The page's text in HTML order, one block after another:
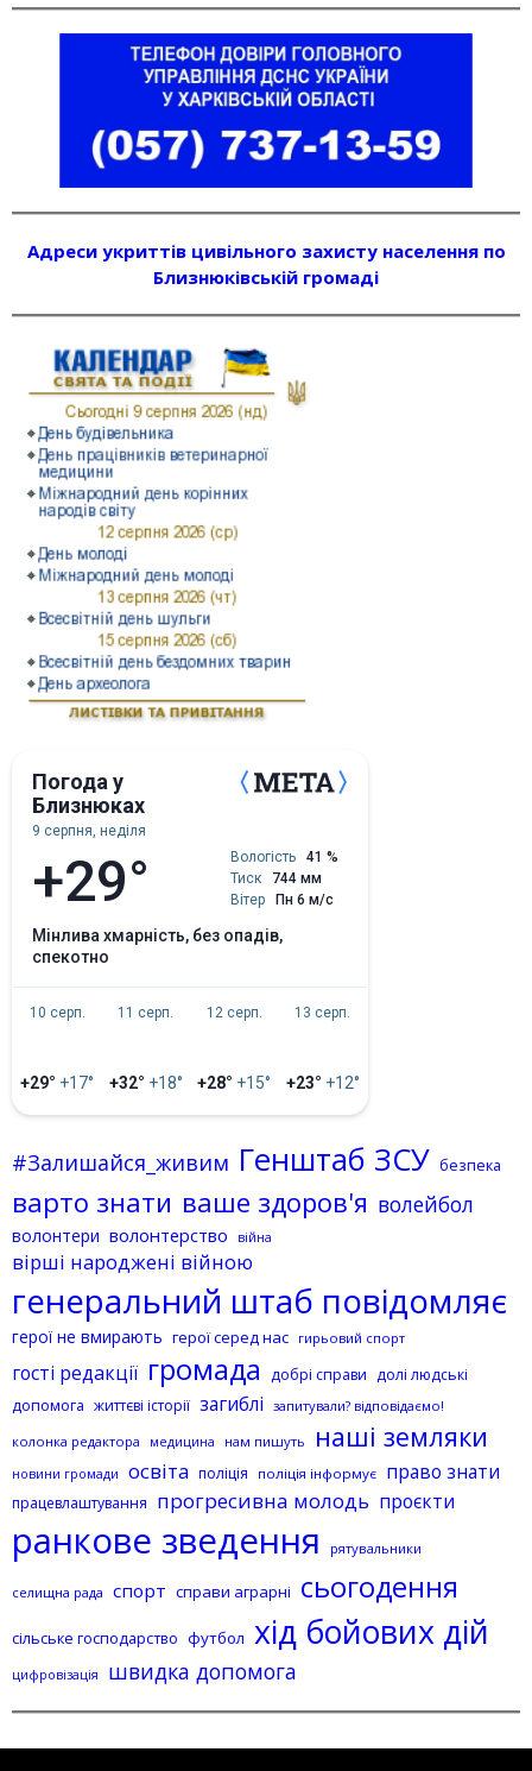
Адреси укриттів цивільного захисту населення по
Близнюківській громаді
Погода у
Близнюках
9 серпня, неділя
+29° Вологість
41 %
Тиск
744 мм
Вітер
Пн 6 м/с
мінлива хмарність, без опадів,
спекотно
10 серп.
+29° +17°
11 серп.
+32° +18°
12 серп.
+28° +15°
13 серп.
+23° +12°
#Залишайся_живим Генштаб ЗСУ безпека
варто знати ваше здоров'я волейбол
волонтери волонтерство війна
вірші народжені війною
генеральний штаб повідомляє
герої не вмирають герої серед нас гирьовий спорт
гості редакції громада добрі справи долі людські
допомога життєві історії загиблі запитували? відповідаємо!
колонка редактора
медицина нам пишуть наші земляки
новини громади освіта поліція поліція інформує право знати
працевлаштування прогресивна молодь проєкти
ранкове зведення рятувальники
селищна рада спорт справи аграрні сьогодення
сільське господарство футбол хід бойових дій
цифровізація швидка допомога